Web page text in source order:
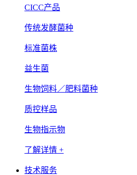
CICC产品
传统发酵菌种
标准菌株
益生菌
生物饲料／肥料菌种
质控样品
生物指示物
了解详情 +
技术服务